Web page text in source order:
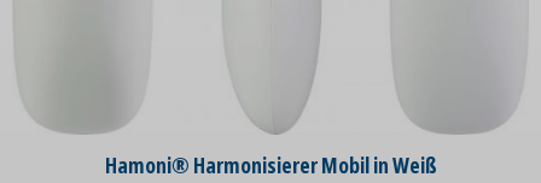
Hamoni® Harmonisierer Mobil in Weiß